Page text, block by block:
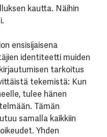
kautta. Näihin
ensisijaisena
identiteetti muiden
tarkoitus
tekemistä: Kun
tulee hänen
Tämän
samalla kaikkiin
Yhden